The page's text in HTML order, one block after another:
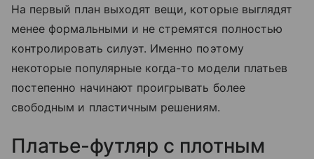
На первый план выходят вещи, которые выглядят
менее формальными и не стремятся полностью
контролировать силуэт. Именно поэтому
некоторые популярные когда-то модели платьев
постепенно начинают проигрывать более
свободным и пластичным решениям.
Платье-футляр с плотным